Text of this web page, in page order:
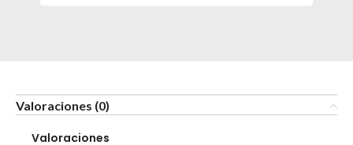
Valoraciones (0)
Valoraciones